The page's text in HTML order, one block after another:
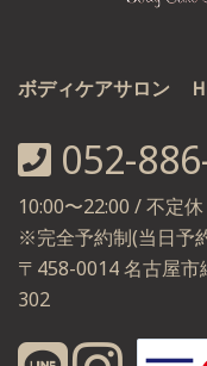
ボディケアサロン Ｈ
052-
10:00〜22:00 / 不定休
※完全予約制(当日予
〒458-0014 名古屋
302